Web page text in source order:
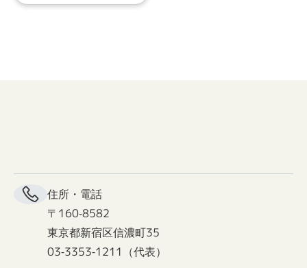
住所・電話
〒160-8582
東京都新宿区信濃町35
03-3353-1211（代表）